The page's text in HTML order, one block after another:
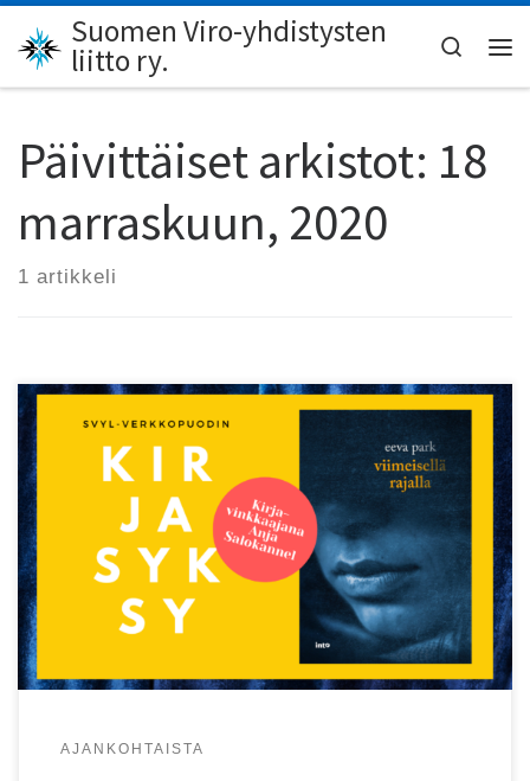
Skip to content
Suomen Viro-yhdistysten
liitto ry.
Search
Päivittäiset arkistot: 18
marraskuun, 2020
1 artikkeli
SVYL-verkkopuodin Kirjasyksy-kampanjassa saadaan
suosituksia puodin tarjonnasta.
AJANKOHTAISTA